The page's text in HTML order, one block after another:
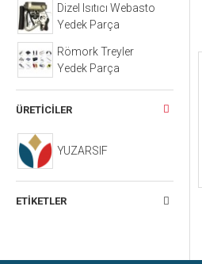
Dizel Isıtıcı Webasto
Yedek Parça
Römork Treyler
Yedek Parça
ÜRETICILER
YUZARSIF
ETIKETLER